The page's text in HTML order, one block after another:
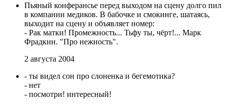
Пьяный конферансье перед выходом на сцену долго пил
в компании медиков. В бабочке и смокинге, шатаясь,
выходит на сцену и объявляет номер:
- Рак матки! Промежность... Тьфу ты, чёрт!... Марк
Фрадкин. "Про нежность".
2 августа 2004
- ты видел сон про слоненка и бегемотика?
- нет
- посмотри! интересный!